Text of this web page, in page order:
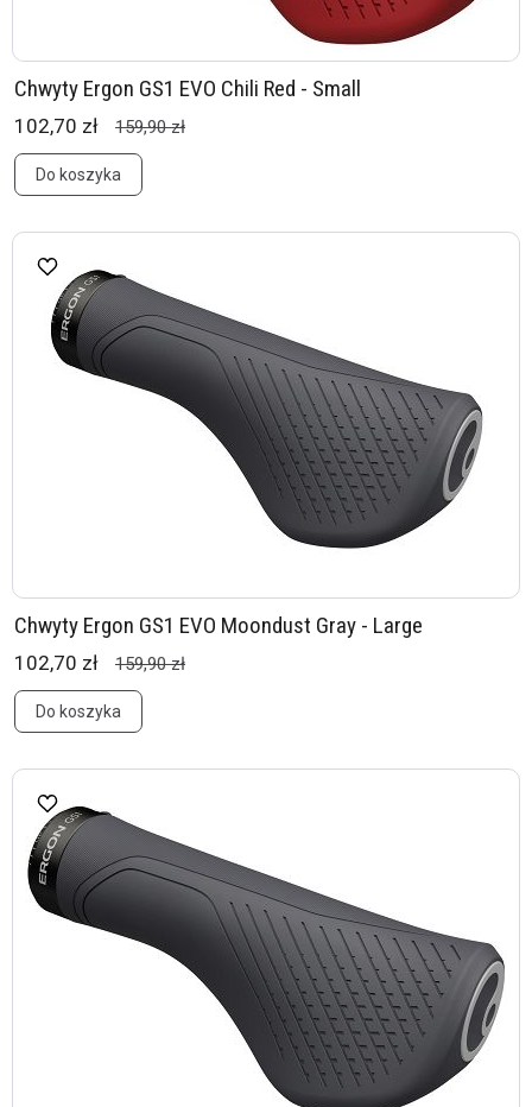
Chwyty Ergon GS1 EVO Chili Red - Small
102,70 zł 159,90 zł
Do koszyka
Chwyty Ergon GS1 EVO Moondust Gray - Large
102,70 zł 159,90 zł
Do koszyka